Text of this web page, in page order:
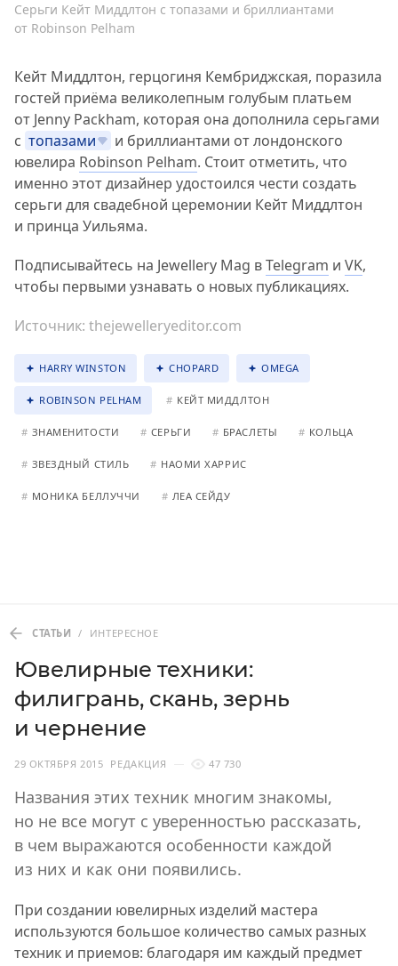
Серьги Кейт Миддлтон с топазами и бриллиантами
от Robinson Pelham
Кейт Миддлтон, герцогиня Кембриджская, поразила
гостей приёма великолепным голубым платьем
от Jenny Packham, которая она дополнила серьгами
с топазами
и бриллиантами от лондонского
ювелира Robinson Pelham. Стоит отметить, что
именно этот дизайнер удостоился чести создать
серьги для свадебной церемонии Кейт Миддлтон
и принца Уильяма.
Подписывайтесь на Jewellery Mag вTelegram и VK,
чтобы первыми узнавать о новых публикациях.
Источник: thejewelleryeditor.com
HARRY WINSTON CHOPARD OMEGA
ROBINSON PELHAM # КЕЙТ МИДДЛТОН
# ЗНАМЕНИТОСТИ # СЕРЬГИ # БРАСЛЕТЫ # КОЛЬЦА
# ЗВЕЗДНЫЙ СТИЛЬ # НАОМИ ХАРРИС
# МОНИКА БЕЛЛУЧЧИ # ЛЕА СЕЙДУ
СТАТЬИ / ИНТЕРЕСНОЕ
Ювелирные техники:
филигрань, скань, зернь
и чернение
29 ОКТЯБРЯ 2015 РЕДАКЦИЯ 47 730
Названия этих техник многим знакомы,
но не все могут с уверенностью рассказать,
в чем выражаются особенности каждой
из них и как они появились.
При создании ювелирных изделий мастера
используются большое количество самых разных
техник и приемов: благодаря им каждый предмет